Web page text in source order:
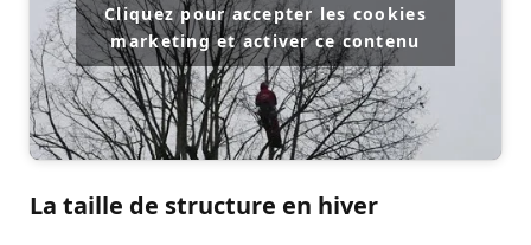
Cliquez pour accepter les cookies
marketing et activer ce contenu
La taille de structure en hiver